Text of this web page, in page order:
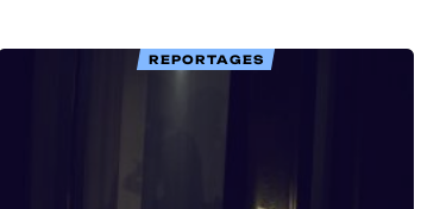
REPORTAGES